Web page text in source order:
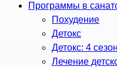
Программы в
Похудение
Детокс
Детокс: 4
Лечение